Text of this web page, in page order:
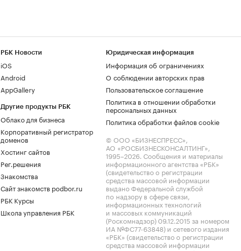
РБК Новости
iOS
Android
AppGallery
Другие продукты РБК
Облако для бизнеса
Корпоративный регистратор
доменов
Хостинг сайтов
Рег.решения
Знакомства
Сайт знакомств podbor.ru
РБК Курсы
Школа управления РБК
Юридическая информация
Информация об ограничениях
О соблюдении авторских прав
Пользовательское соглашение
Политика в отношении обработки
персональных данных
Политика обработки файлов cookie
© ООО «БИЗНЕСПРЕСС»,
АО «РОСБИЗНЕСКОНСАЛТИНГ»,
1995–2026. Сообщения и материалы
информационного агентства «РБК»
(свидетельство о регистрации
средства массовой информации
выдано Федеральной службой
по надзору в сфере связи,
информационных технологий
и массовых коммуникаций
(Роскомнадзор) 09.12.2015 за номером
ИА №ФС77-63848) и сетевого издания
«РБК» (свидетельство о регистрации
средства массовой информации